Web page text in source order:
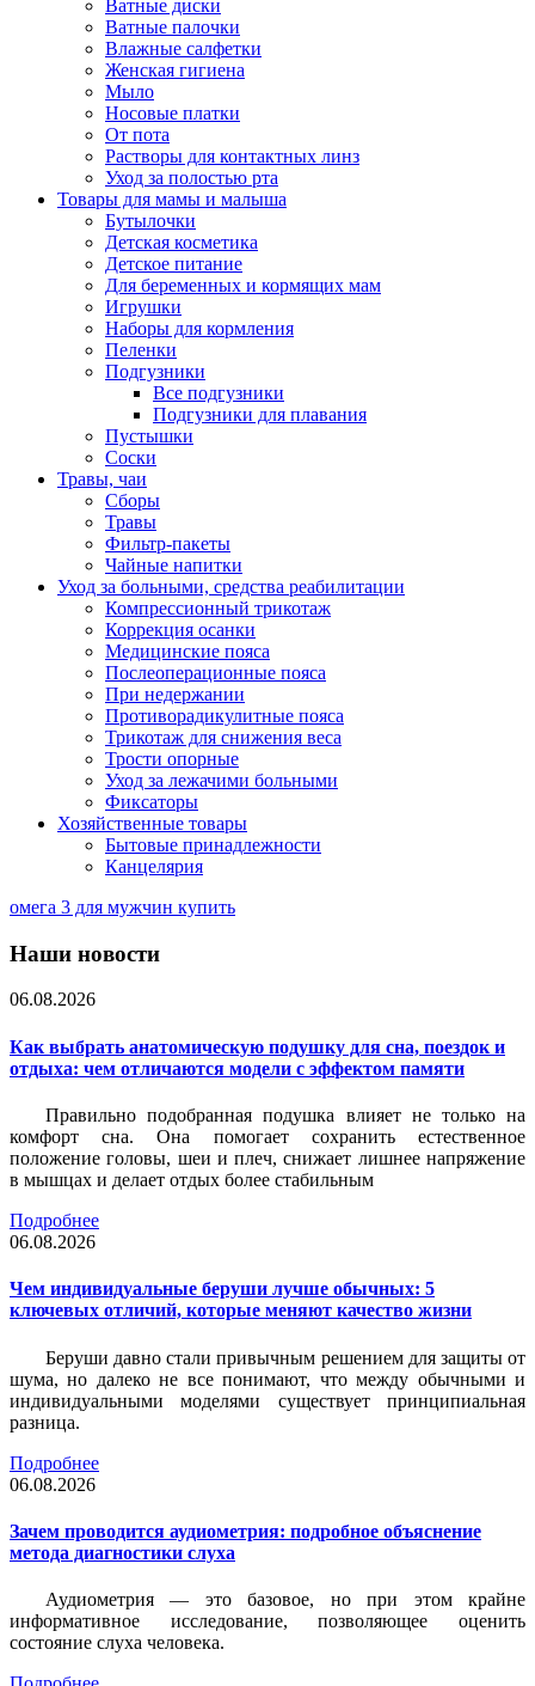
Ватные диски
Ватные палочки
Влажные салфетки
Женская гигиена
Мыло
Носовые платки
От пота
Растворы для контактных линз
Уход за полостью рта
Товары для мамы и малыша
Бутылочки
Детская косметика
Детское питание
Для беременных и кормящих мам
Игрушки
Наборы для кормления
Пеленки
Подгузники
Все подгузники
Подгузники для плавания
Пустышки
Соски
Травы, чаи
Сборы
Травы
Фильтр-пакеты
Чайные напитки
Уход за больными, средства реабилитации
Компрессионный трикотаж
Коррекция осанки
Медицинские пояса
Послеоперационные пояса
При недержании
Противорадикулитные пояса
Трикотаж для снижения веса
Трости опорные
Уход за лежачими больными
Фиксаторы
Хозяйственные товары
Бытовые принадлежности
Канцелярия
омега 3 для мужчин купить
Наши новости
06.08.2026
Как выбрать анатомическую подушку для сна, поездок и
отдыха: чем отличаются модели с эффектом памяти
Правильно подобранная подушка влияет не только на
комфорт сна. Она помогает сохранить естественное
положение головы, шеи и плеч, снижает лишнее напряжение
в мышцах и делает отдых более стабильным
Подробнее
06.08.2026
Чем индивидуальные беруши лучше обычных: 5
ключевых отличий, которые меняют качество жизни
Беруши давно стали привычным решением для защиты от
шума, но далеко не все понимают, что между обычными и
индивидуальными моделями существует принципиальная
разница.
Подробнее
06.08.2026
Зачем проводится аудиометрия: подробное объяснение
метода диагностики слуха
Аудиометрия — это базовое, но при этом крайне
информативное исследование, позволяющее оценить
состояние слуха человека.